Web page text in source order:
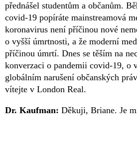
přednášel studentům a občanům.
covid-19 popíráte mainstreamová
koronavirus není příčinou nové
o vyšší úmrtnosti, a že moderní
příčinou úmrtí. Dnes se těším na
konverzaci o pandemii covid-19, o
globálním narušení občanských
vítejte v London Real.
Dr. Kaufman: Děkuji, Briane. Je